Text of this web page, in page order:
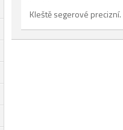
Kleště segerové precizní.